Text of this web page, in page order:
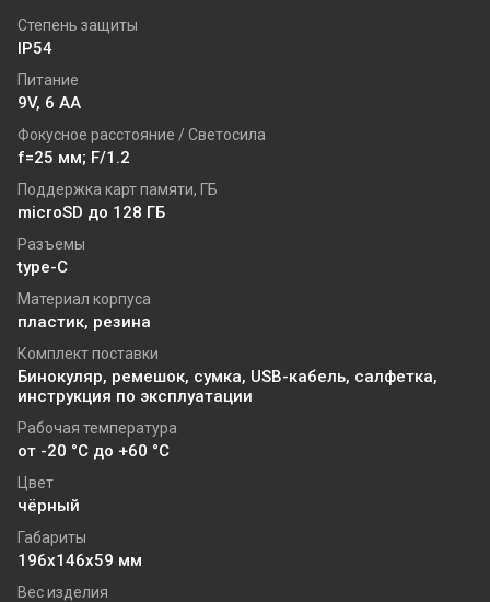
Степень защиты
IP54
Питание
9V, 6 AA
Фокусное расстояние / Светосила
f=25 мм; F/1.2
Поддержка карт памяти, ГБ
microSD до 128 ГБ
Разъемы
type-C
Материал корпуса
пластик, резина
Комплект поставки
Бинокуляр, ремешок, сумка, USB-кабель, салфетка,
инструкция по эксплуатации
Рабочая температура
от -20 °C до +60 °C
Цвет
чёрный
Габариты
196х146х59 мм
Вес изделия